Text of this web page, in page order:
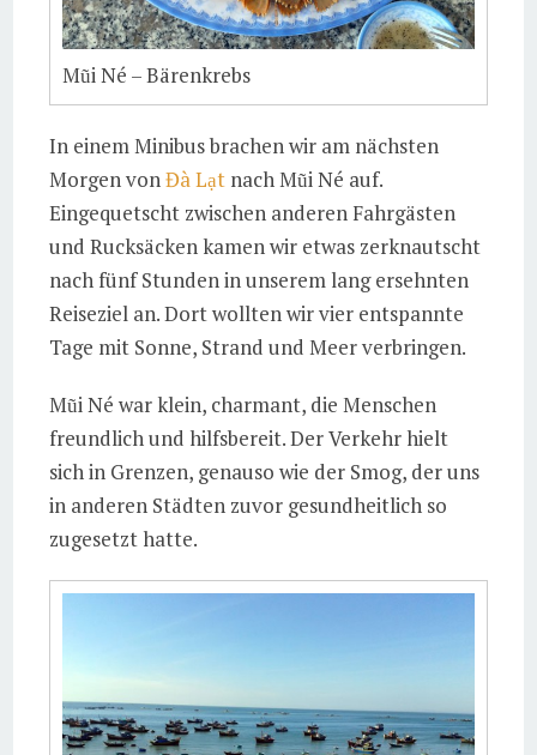
Mũi Né – Bärenkrebs
In einem Minibus brachen wir am nächsten
Morgen vonĐà Lạt nach Mũi Né auf.
Eingequetscht zwischen anderen Fahrgästen
und Rucksäcken kamen wir etwas zerknautscht
nach fünf Stunden in unserem lang ersehnten
Reiseziel an. Dort wollten wir vier entspannte
Tage mit Sonne, Strand und Meer verbringen.
Mũi Né war klein, charmant, die Menschen
freundlich und hilfsbereit. Der Verkehr hielt
sich in Grenzen, genauso wie der Smog, der uns
in anderen Städten zuvor gesundheitlich so
zugesetzt hatte.